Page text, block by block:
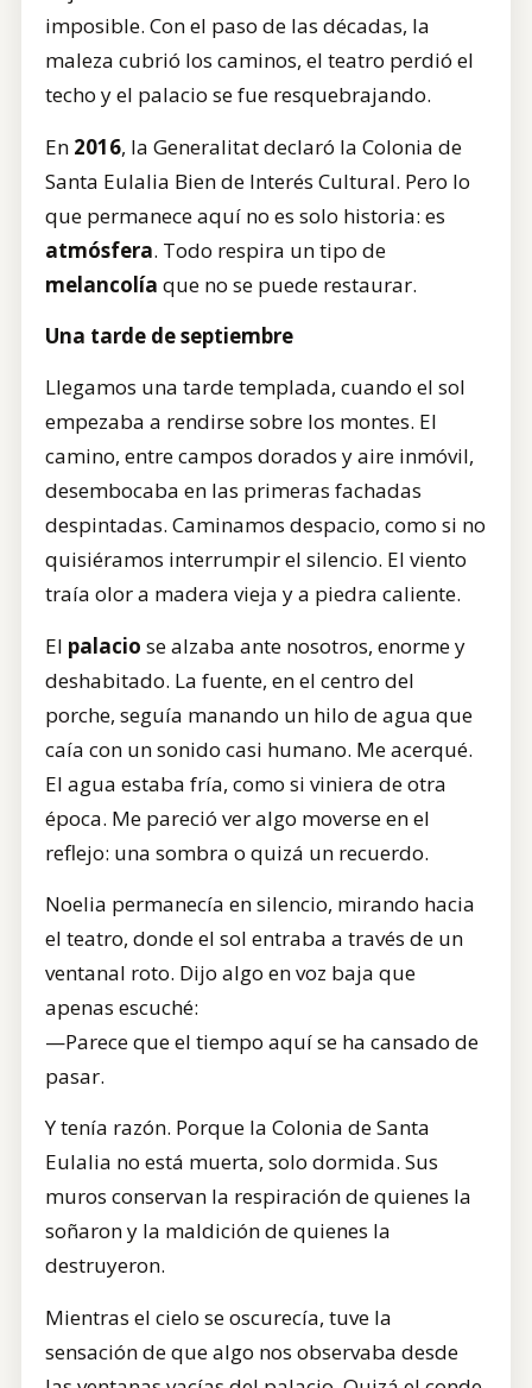
imposible. Con el paso de las décadas, la
maleza cubrió los caminos, el teatro perdió el
techo y el palacio se fue resquebrajando.
En 2016, la Generalitat declaró la Colonia de
Santa Eulalia Bien de Interés Cultural. Pero lo
que permanece aquí no es solo historia: es
atmósfera. Todo respira un tipo de
melancolía que no se puede restaurar.
Una tarde de septiembre
Llegamos una tarde templada, cuando el sol
empezaba a rendirse sobre los montes. El
camino, entre campos dorados y aire inmóvil,
desembocaba en las primeras fachadas
despintadas. Caminamos despacio, como si no
quisiéramos interrumpir el silencio. El viento
traía olor a madera vieja y a piedra caliente.
El palacio se alzaba ante nosotros, enorme y
deshabitado. La fuente, en el centro del
porche, seguía manando un hilo de agua que
caía con un sonido casi humano. Me acerqué.
El agua estaba fría, como si viniera de otra
época. Me pareció ver algo moverse en el
reflejo: una sombra o quizá un recuerdo.
Noelia permanecía en silencio, mirando hacia
el teatro, donde el sol entraba a través de un
ventanal roto. Dijo algo en voz baja que
apenas escuché:
—Parece que el tiempo aquí se ha cansado de
pasar.
Y tenía razón. Porque la Colonia de Santa
Eulalia no está muerta, solo dormida. Sus
muros conservan la respiración de quienes la
soñaron y la maldición de quienes la
destruyeron.
Mientras el cielo se oscurecía, tuve la
sensación de que algo nos observaba desde